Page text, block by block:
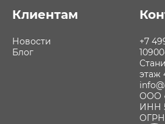
Клиентам
Новости
Блог
+7
этаж
ООО
ИНН
ОГРН